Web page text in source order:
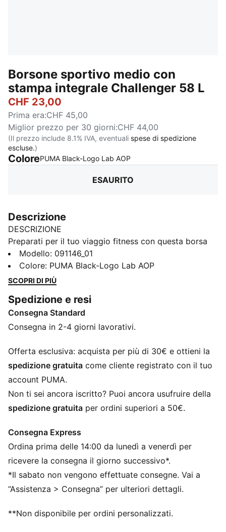
Borsone sportivo medio con
stampa integrale Challenger 58 L
CHF 23,00
Prima era:CHF 45,00
Miglior prezzo per 30 giorni:CHF 44,00
(Il prezzo include 8.1% IVA, eventuali spese di spedizione
escluse.)
ColorePUMA Black-Logo Lab AOP
ESAURITO
Descrizione
DESCRIZIONE
Preparati per il tuo viaggio fitness con questa borsa
sportiva compatta ma spaziosa. Caratterizzato da più
scomparti, tracolla regolabile e un pannello inferiore
resistente, è perfetto per il tuo stile di vita attivo.
CARATTERISTICHE + VANTAGGI
Con almeno il 50% di materiale riciclato
DETTAGLI
Scomparto laterale con zip e inserto per scarpe
Una tasca laterale piatta con zip
Tasca laterale a rete
Capacità: 58L
Loghi PUMA
Modello: 091146_01
Colore: PUMA Black-Logo Lab AOP
SCOPRI DI PIÙ
Spedizione e resi
Consegna Standard
Consegna in 2-4 giorni lavorativi.
Offerta esclusiva: acquista per più di 30€ e ottieni la
spedizione gratuita come cliente registrato con il tuo
account PUMA.
Non ti sei ancora iscritto? Puoi ancora usufruire della
spedizione gratuita per ordini superiori a 50€.
Consegna Express
Ordina prima delle 14:00 da lunedì a venerdì per
ricevere la consegna il giorno successivo*.
*Il sabato non vengono effettuate consegne. Vai a
“Assistenza > Consegna” per ulteriori dettagli.
**Non disponibile per ordini personalizzati.